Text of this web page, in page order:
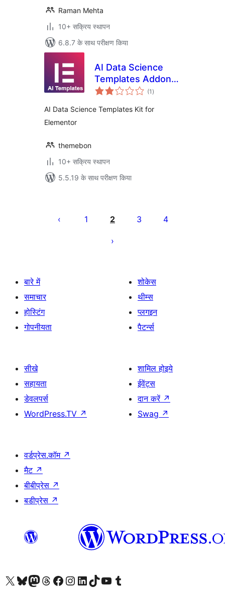
Raman Mehta
10+ सक्रिय स्थापन
6.8.7 के साथ परीक्षण किया
AI Data Science
Templates Addons
for Elementor
(1 कुल
दर)
AI Data Science Templates Kit for
Elementor
themebon
10+ सक्रिय स्थापन
5.5.19 के साथ परीक्षण किया
पेजिनेशन
1 2 3 4
बारे में
समाचार
होस्टिंग
गोपनीयता
शोकेस
थीम्स
प्लगइन
पैटर्न्स
सीखे
सहायता
डेवलपर्स
WordPress.TV ↗
शामिल होइये
ईवेंट्स
दान करें ↗
Swag ↗
वर्डप्रेस.कॉम ↗
मैट ↗
बीबीप्रेस ↗
बडीप्रेस ↗
Visit our X (formerly Twitter) account
हमारे बलुस्की खाते पर जाएँVisit our Mastodon account
हमारे थ्रेड्स अकाउंट पर जाएंहमारे फेसबुक पेज पर जाएँहमारे इंस्टाग्राम अकाउंट पर जाएंहमारे लिंक्डइन खाते पर जाएँहमारे टिकटॉक खाते पर जाएँहमारे यूट्यूब चैनल पर जाएंहमारे Tumblr खाते पर जाएँ